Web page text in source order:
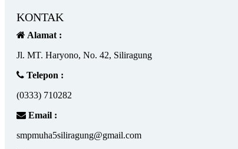
KONTAK
Alamat :
Jl. MT. Haryono, No. 42, Siliragung
Telepon :
(0333) 710282
Email :
smpmuha5siliragung@gmail.com